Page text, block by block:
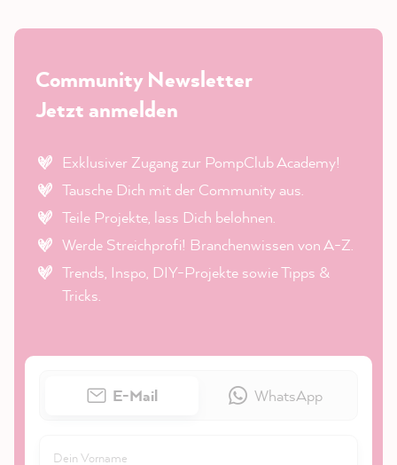
Community Newsletter
Jetzt anmelden
Exklusiver Zugang zur PompClub Academy!
Tausche Dich mit der Community aus.
Teile Projekte, lass Dich belohnen.
Werde Streichprofi! Branchenwissen von A-Z.
Trends, Inspo, DIY-Projekte sowie Tipps &
Tricks.
E-Mail WhatsApp